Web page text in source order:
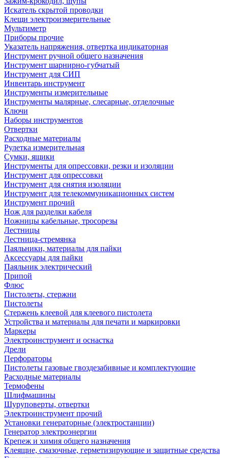
Искатель скрытой проводки
Клещи электроизмерительные
Мультиметр
Приборы прочие
Указатель напряжения, отвертка индикаторная
Инструмент ручной общего назначения
Инструмент шарнирно-губчатый
Инструмент для СИП
Инвентарь инструмент
Инструменты измерительные
Инструменты малярные, слесарные, отделочные
Ключи
Наборы инструментов
Отвертки
Расходные материалы
Рулетка измерительная
Сумки, ящики
Инструменты для опрессовки, резки и изоляции
Инструмент для опрессовки
Инструмент для снятия изоляции
Инструмент для телекоммуникационных систем
Инструмент прочий
Нож для разделки кабеля
Ножницы кабельные, тросорезы
Лестницы
Лестница-стремянка
Паяльники, материалы для пайки
Аксессуары для пайки
Паяльник электрический
Припой
Флюс
Пистолеты, стержни
Пистолеты
Стержень клеевой для клеевого пистолета
Устройства и материалы для печати и маркировки
Маркеры
Электроинструмент и оснастка
Дрели
Перфораторы
Пистолеты газовые гвоздезабивные и комплектующие
Расходные материалы
Термофены
Шлифмашины
Шуруповерты, отвертки
Электроинструмент прочий
Установки генераторные (электростанции)
Генератор электроэнергии
Крепеж и химия общего назначения
Клеящие, смазочные, герметизирующие и защитные средства